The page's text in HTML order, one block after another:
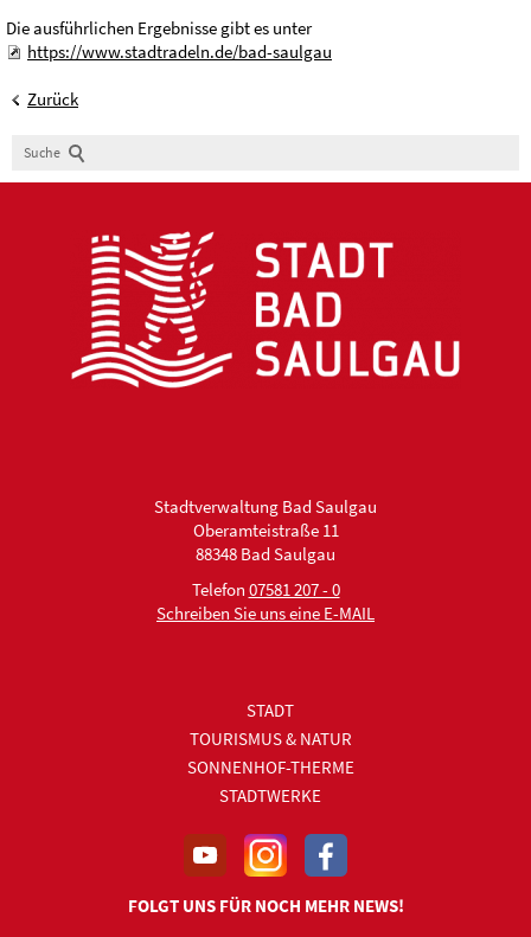
Die ausführlichen Ergebnisse gibt es unter
https://www.stadtradeln.de/bad-saulgau
Zurück
Suche
Stadtverwaltung Bad Saulgau
Oberamteistraße 11
88348 Bad Saulgau
Telefon 07581 207 - 0
Schreiben Sie uns eine E-MAIL
STADT
TOURISMUS & NATUR
SONNENHOF-THERME
STADTWERKE
FOLGT UNS FÜR NOCH MEHR NEWS!